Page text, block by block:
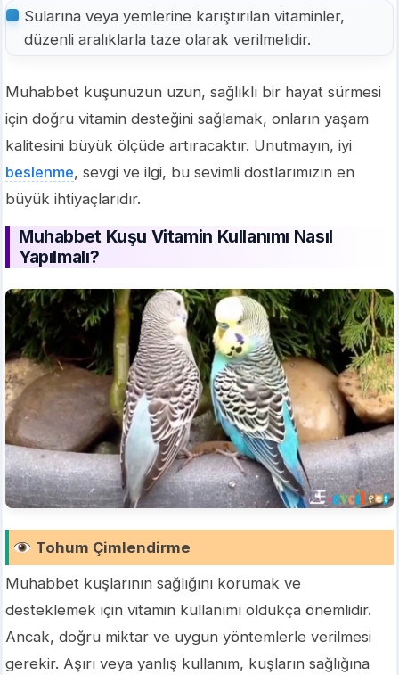
Sularına veya yemlerine karıştırılan vitaminler,
düzenli aralıklarla taze olarak verilmelidir.
Muhabbet kuşunuzun uzun, sağlıklı bir hayat sürmesi
için doğru vitamin desteğini sağlamak, onların yaşam
kalitesini büyük ölçüde artıracaktır. Unutmayın, iyi
beslenme, sevgi ve ilgi, bu sevimli dostlarımızın en
büyük ihtiyaçlarıdır.
Muhabbet Kuşu Vitamin Kullanımı Nasıl
Yapılmalı?
Tohum Çimlendirme
Muhabbet kuşlarının sağlığını korumak ve
desteklemek için vitamin kullanımı oldukça önemlidir.
Ancak, doğru miktar ve uygun yöntemlerle verilmesi
gerekir. Aşırı veya yanlış kullanım, kuşların sağlığına